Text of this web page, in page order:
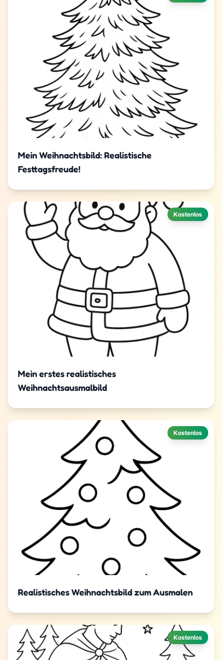
Mein Weihnachtsbild: Realistische
Festtagsfreude!
Kostenlos
Mein erstes realistisches
Weihnachtsausmalbild
Kostenlos
Realistisches Weihnachtsbild zum Ausmalen
Kostenlos